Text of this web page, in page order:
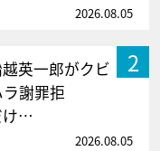
2026.08.05
2
英一郎がクビ
謝罪拒
け…
2026.08.05